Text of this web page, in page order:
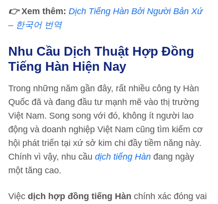
👉Xem thêm: Dịch Tiếng Hàn Bởi Người Bản Xứ
– 한국어 번역
Nhu Cầu Dịch Thuật Hợp Đồng
Tiếng Hàn Hiện Nay
Trong những năm gần đây, rất nhiều công ty Hàn
Quốc đã và đang đầu tư mạnh mẽ vào thị trường
Việt Nam. Song song với đó, không ít người lao
động và doanh nghiệp Việt Nam cũng tìm kiếm cơ
hội phát triển tại xứ sở kim chi đầy tiềm năng này.
Chính vì vậy, nhu cầu dịch tiếng Hàn đang ngày
một tăng cao.
Việc dịch hợp đồng tiếng Hàn chính xác đóng vai